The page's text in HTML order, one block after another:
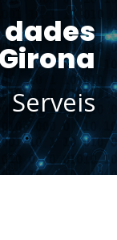
Girona
Serveis